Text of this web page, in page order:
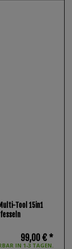
Tool 15in1
IN 1-3 TAGEN.
99,00 € *